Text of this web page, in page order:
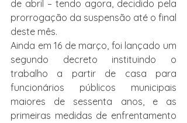
de abril – tendo agora, decidido pela
prorrogação da suspensão até o final
deste mês.
Ainda em 16 de março, foi lançado um
segundo decreto instituindo o
trabalho a partir de casa para
funcionários públicos municipais
maiores de sessenta anos, e as
primeiras medidas de enfrentamento